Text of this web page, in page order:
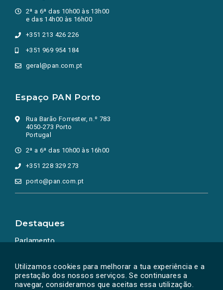
Utilizamos cookies para melhorar a tua experiência e a
prestação dos nossos serviços. Se continuares a
navegar, consideramos que aceitas essa utilização.
2ª a 6ª das 10h00 às 13h00
e das 14h00 às 16h00
+351 213 426 226
+351 969 954 184
geral@pan.com.pt
Espaço PAN Porto
Rua Barão Forrester, n.º 783
4050-273 Porto
Portugal
2ª a 6ª das 10h00 às 16h00
+351 228 329 273
porto@pan.com.pt
Destaques
Parlamento